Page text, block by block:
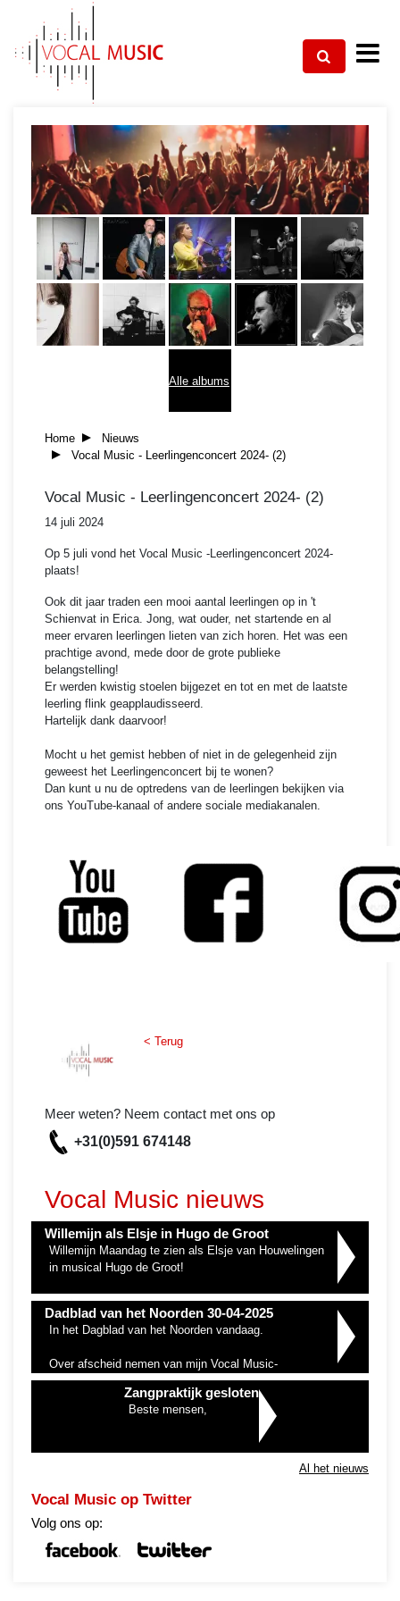
Alle albums
Home
Nieuws
Vocal Music - Leerlingenconcert 2024- (2)
Vocal Music - Leerlingenconcert 2024- (2)
14 juli 2024
Op 5 juli vond het Vocal Music -Leerlingenconcert 2024-
plaats!
Ook dit jaar traden een mooi aantal leerlingen op in 't
Schienvat in Erica. Jong, wat ouder, net startende en al
meer ervaren leerlingen lieten van zich horen. Het was een
prachtige avond, mede door de grote publieke
belangstelling!
Er werden kwistig stoelen bijgezet en tot en met de laatste
leerling flink geapplaudisseerd.
Hartelijk dank daarvoor!
Mocht u het gemist hebben of niet in de gelegenheid zijn
geweest het Leerlingenconcert bij te wonen?
Dan kunt u nu de optredens van de leerlingen bekijken via
ons YouTube-kanaal of andere sociale mediakanalen.
< Terug
Meer weten? Neem contact met ons op
+31(0)591 674148
Vocal Music nieuws
Willemijn als Elsje in Hugo de Groot
Willemijn Maandag te zien als Elsje van Houwelingen
in musical Hugo de Groot!
Dadblad van het Noorden 30-04-2025
In het Dagblad van het Noorden vandaag.
Over afscheid nemen van mijn Vocal Music-
zangpraktijk en de nieuwe start bij hashtag#HetPodium
Zangpraktijk gesloten
Beste mensen,
Al het nieuws
Vocal Music op Twitter
Volg ons op: